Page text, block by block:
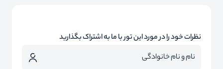
نظرات خود را در مورد این تور با ما به اشتراک بگذارید